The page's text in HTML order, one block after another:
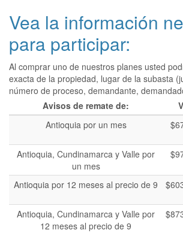
Vea la información
para participar:
Al comprar uno de nuestros planes usted
exacta de la propiedad, lugar de la subasta
número de proceso, demandante,
Avisos de remate de:
Antioquia por un mes
Antioquia, Cundinamarca y Valle por
un mes
Antioquia por 12 meses al precio de 9
Antioquia, Cundinamarca y Valle por
12 meses al precio de 9